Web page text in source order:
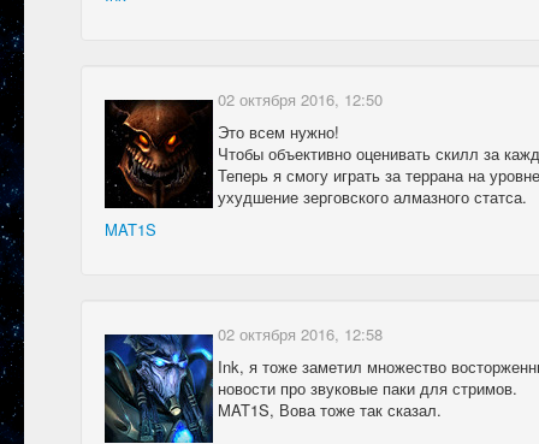
MAT1S
02 октября 2016, 12:50
Это всем нужно!
Чтобы объективно оценивать скилл за
Теперь я смогу играть за террана на
ухудшение зерговского алмазного статса.
02 октября 2016, 12:58
Ink, я тоже заметил множество
новости про звуковые паки для стримов.
MAT1S, Вова тоже так сказал.